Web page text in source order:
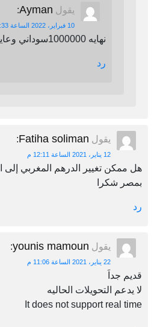
يقول Ayman
:
10 فبراير، 2022 الساعة 7:33 م
نهايه 1000000سوداني وعايز اغيرهم
رد
يقول Fatiha soliman
:
12 يناير، 2021 الساعة 12:11 م
هل ممكن تغيير الدرهم المغربي إلى
بمصر شكرا
رد
يقول younis mamoun
:
22 يناير، 2021 الساعة 11:06 م
قديم جداَ
لا يدعم التحويلات الحاليه
It does not support real time